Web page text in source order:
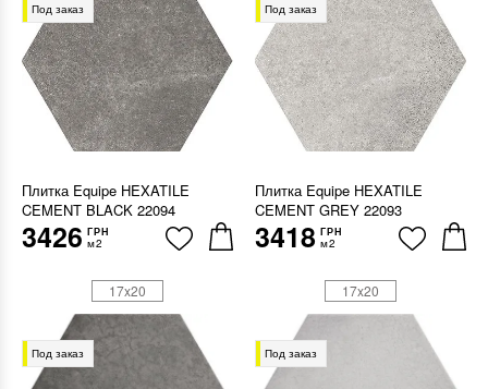
Под заказ
Плитка Equipe HEXATILE
CEMENT BLACK 22094
3426 ГРН
м2
Под заказ
Плитка Equipe HEXATILE
CEMENT GREY 22093
3418 ГРН
м2
Под заказ
17x20
Под заказ
17x20